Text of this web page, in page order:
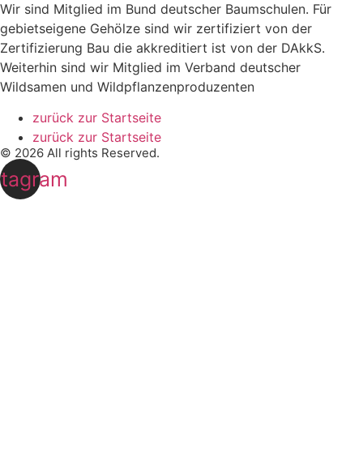
Wir sind Mitglied im Bund deutscher Baumschulen. Für
gebietseigene Gehölze sind wir zertifiziert von der
Zertifizierung Bau die akkreditiert ist von der DAkkS.
Weiterhin sind wir Mitglied im Verband deutscher
Wildsamen und Wildpflanzenproduzenten
zurück zur Startseite
zurück zur Startseite
© 2026 All rights Reserved.